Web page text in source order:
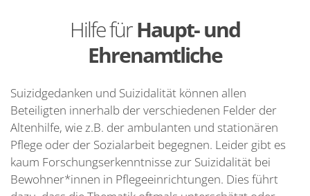
Hilfe fürHaupt- und
Ehrenamtliche
Suizidgedanken und Suizidalität können allen
Beteiligten innerhalb der verschiedenen Felder der
Altenhilfe, wie z.B. der ambulanten und stationären
Pflege oder der Sozialarbeit begegnen. Leider gibt es
kaum Forschungserkenntnisse zur Suizidalität bei
Bewohner*innen in Pflegeeinrichtungen. Dies führt